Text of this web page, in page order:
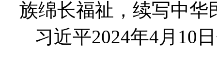
族绵长福祉，续写中华
习近平2024年4月10